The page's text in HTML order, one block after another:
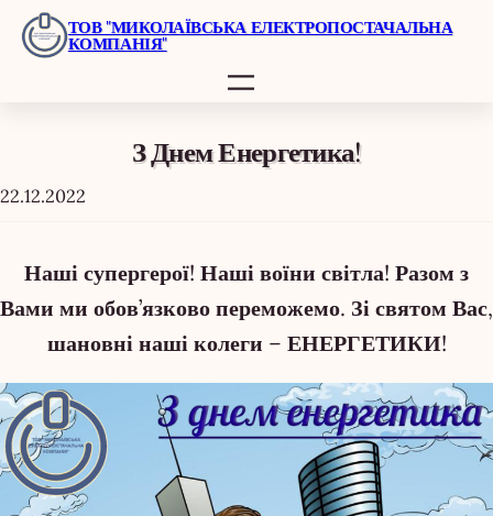
ПерейтиТОВ "МИКОЛАЇВСЬКА ЕЛЕКТРОПОСТАЧАЛЬНА
КОМПАНІЯ"
З Днем Енергетика!
22.12.2022
Наші супергерої! Наші воїни світла! Разом з
Вами ми обов’язково переможемо. Зі святом Вас,
шановні наші колеги – ЕНЕРГЕТИКИ!